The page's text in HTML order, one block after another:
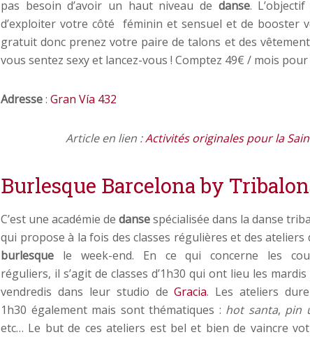
pas besoin d’avoir un haut niveau de danse.
d’exploiter votre côté féminin et sensuel et de booster
gratuit donc prenez votre paire de talons et des
vous sentez sexy et lancez-vous ! Comptez 49€ / mois
Adresse: Gran Vía 432
Article en lien :Activités originales pour la
Burlesque Barcelona by
C’est une académie de dansespécialisée dans la danse
qui propose à la fois des classes régulières et des ateliers
burlesque le week-end. En ce qui concerne les
réguliers, il s’agit de classes d’1h30 qui ont lieu les
vendredis dans leur studio deGracia. Les ateliers
1h30 également mais sont thématiques : hot santa, pin
etc… Le but de ces ateliers est bel et bien de vaincre